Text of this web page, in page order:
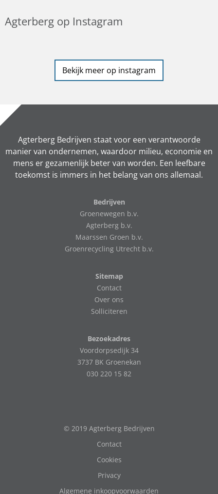
Agterberg op Instagram
Bekijk meer op instagram
Agterberg Bedrijven staat voor een verantwoorde
manier van ondernemen, waardoor milieu, economie en
mens er gezamenlijk beter van worden. Een leefbare
toekomst is immers in het belang van ons allemaal.
Bedrijven
Groenewegen b.v.
Agterberg b.v.
Maarssen Groen b.v.
Groenrecycling Utrecht b.v.
Sitemap
Contact
Over ons
Solliciteren
Bezoekadres
Voordorpsedijk 34
3737 BK Groenekan
030 220 15 82
© 2019 Agterberg Bedrijven
Contact
Cookies
Privacy
Algemene inkoopvoorwaarden